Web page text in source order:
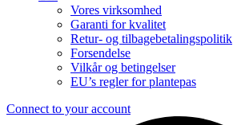
Vores virksomhed
Garanti for kvalitet
Retur- og tilbagebetalingspolitik
Forsendelse
Vilkår og betingelser
EU’s regler for plantepas
Connect to your account